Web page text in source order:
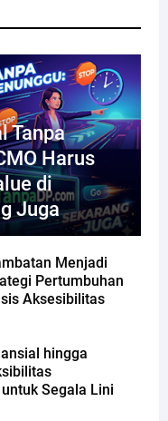
Tanpa
Harus
di
Juga
Menjadi
Pertumbuhan
Aksesibilitas
hingga
Segala Lini